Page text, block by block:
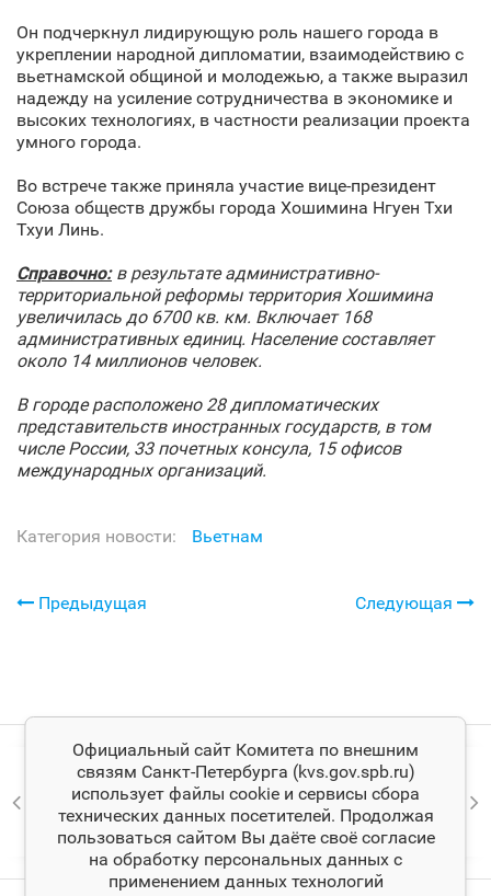
Он подчеркнул лидирующую роль нашего города в
укреплении народной дипломатии, взаимодействию с
вьетнамской общиной и молодежью, а также выразил
надежду на усиление сотрудничества в экономике и
высоких технологиях, в частности реализации проекта
умного города.
Во встрече также приняла участие вице-президент
Союза обществ дружбы города Хошимина Нгуен Тхи
Тхуи Линь.
Справочно:в результате административно-
территориальной реформы территория Хошимина
увеличилась до 6700 кв. км. Включает 168
административных единиц. Население составляет
около 14 миллионов человек.
В городе расположено 28 дипломатических
представительств иностранных государств, в том
числе России, 33 почетных консула, 15 офисов
международных организаций.
Категория новости: Вьетнам
Предыдущая Следующая
Официальный сайт Комитета по внешним
связям Санкт‑Петербурга (kvs.gov.spb.ru)
использует файлы cookie и сервисы сбора
технических данных посетителей. Продолжая
пользоваться сайтом Вы даёте своё согласие
на обработку персональных данных с
применением данных технологий